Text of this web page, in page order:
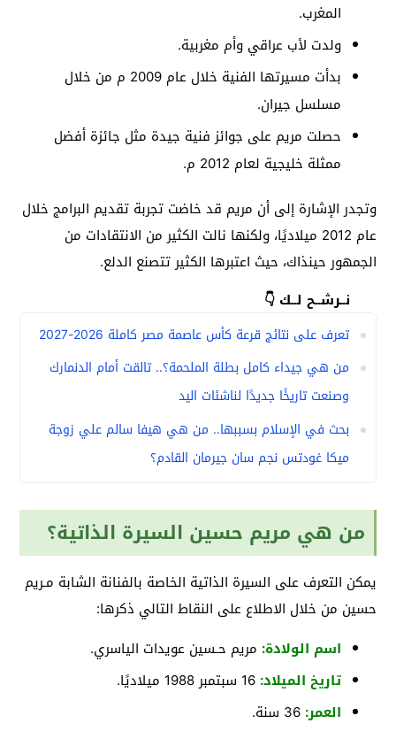
المغرب.
ولدت لأب عراقي وأم مغربية.
بدأت مسيرتها الفنية خلال عام 2009 م من خلال
مسلسل جيران.
حصلت مريم على جوائز فنية جيدة مثل جائزة أفضل
ممثلة خليجية لعام 2012 م.
وتجدر الإشارة إلى أن مريم قد خاضت تجربة تقديم البرامج خلال
عام 2012 ميلاديًا، ولكنها نالت الكثير من الانتقادات من
الجمهور حينذاك، حيث اعتبرها الكثير تتصنع الدلع.
نــرشــح لــك 👇
تعرف على نتائج قرعة كأس عاصمة مصر كاملة 2026-2027
من هي جيداء كامل بطلة الملحمة؟.. تالقت أمام الدنمارك
وصنعت تاريخًا جديدًا لناشئات اليد
بحث في الإسلام بسببها.. من هي هيفا سالم علي زوجة
ميكا غودتس نجم سان جيرمان القادم؟
من هي مريم حسين السيرة الذاتية؟
يمكن التعرف على السيرة الذاتية الخاصة بالفنانة الشابة مـريم
حسين من خلال الاطلاع على النقاط التالي ذكرها:
اسم الولادة: مريم حـسين عويدات الياسري.
تاريخ الميلاد: 16 سبتمبر 1988 ميلاديًا.
العمر: 36 سنة.